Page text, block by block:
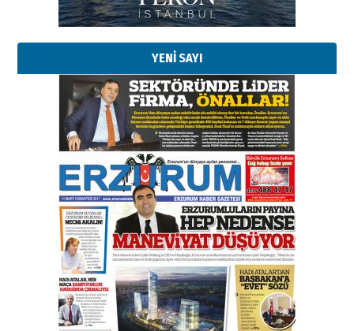
YENİ SAYI
Erzurumspor’un köşe taşları
29 Haziran 2026 Pazartesi
Kenan GÜLERCİ
Murat Şahsuvaroğlu ERKON’da
çıtayı yukarı taşırken,
yönetimdekiler aşağı
çekmemeli!
17 Şubat 2026 SalıOrhan BOZKURT
Bir fotoğraf, bir şehir, bir
gazeteci… Dizginler kimin
elinde?
31 Mart 2026 Salı
A. Berhan Yılmaz
BİR BÖLÜM DEĞİL, BİR ÖMÜR
SEÇİYORSUNUZ… “NEDEN
ATATÜRK ÜNİVERSİTESİ?”
28 Temmuz 2026 Salı
Ahmet Gökhan YAZICI
Ahmed Yesevi’den bir Alperen…
”Reisimiz” idi… Hakka yürüdü.!